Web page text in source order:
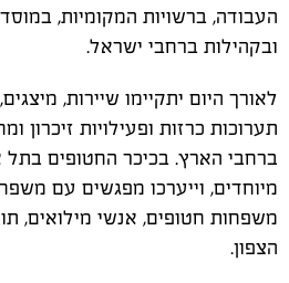
העבודה, ברשויות המקומיות,
ובקהילות ברחבי ישראל.
לאורך היום יתקיימו שיירות,
תערוכות כרזות ופעילויות זיכרון
ברחבי הארץ. בכיכר החטופים בתל
מיוחדים, וייערכו מפגשים עם
משפחות חטופים, אנשי מילואים,
הצפון.